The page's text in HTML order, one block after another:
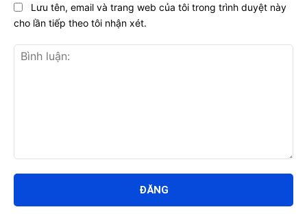
luận:
Lưu tên, email và trang web của tôi trong trình duyệt này
cho lần tiếp theo tôi nhận xét.